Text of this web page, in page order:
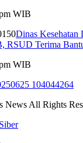
WIB
Dinas
RSUD Terima
WIB
News All Rights